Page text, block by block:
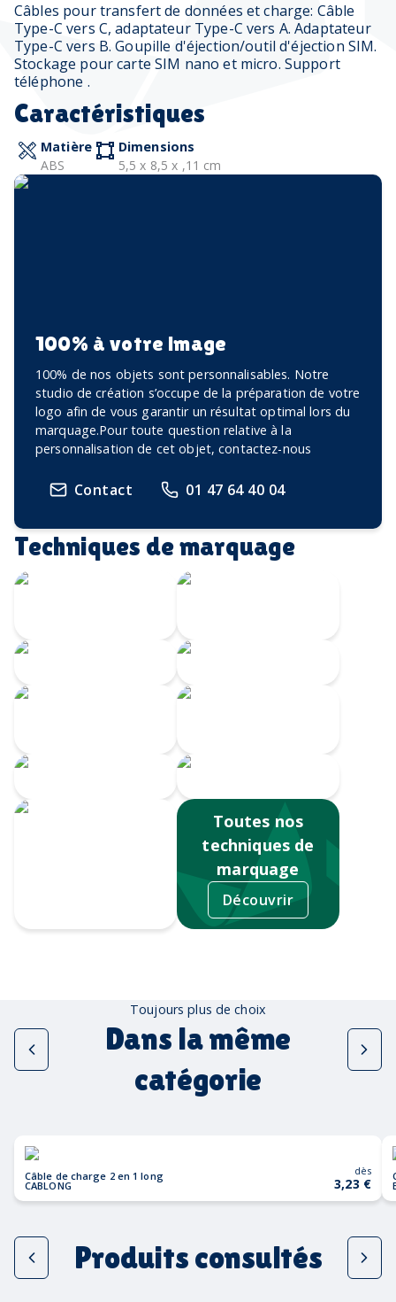
Câbles pour transfert de données et charge: Câble
Type-C vers C, adaptateur Type-C vers A. Adaptateur
Type-C vers B. Goupille d'éjection/outil d'éjection SIM.
Stockage pour carte SIM nano et micro. Support
téléphone .
Caractéristiques
Matière
ABS
Dimensions
5,5 x 8,5 x ,11 cm
100% à votre image
100% de nos objets sont personnalisables. Notre
studio de création s’occupe de la préparation de votre
logo afin de vous garantir un résultat optimal lors du
marquage.Pour toute question relative à la
personnalisation de cet objet, contactez-nous
Contact 01 47 64 40 04
Techniques de marquage
Toutes nos
techniques de
marquage
Découvrir
Toujours plus de choix
Dans la même
catégorie
Câble de charge 2 en 1 long
CABLONG
dès
3,23 €
Produits consultés